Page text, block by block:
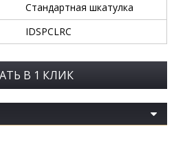
Стандартная шкатулка
IDSPCLRC
В 1 КЛИК